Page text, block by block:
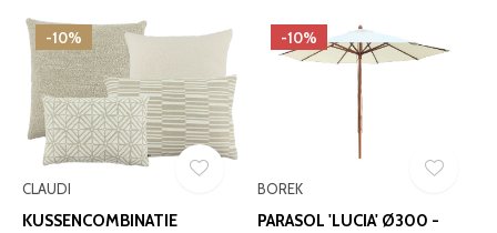
-10%
CLAUDI
KUSSENCOMBINATIE
-10%
BOREK
PARASOL 'LUCIA' Ø300 -